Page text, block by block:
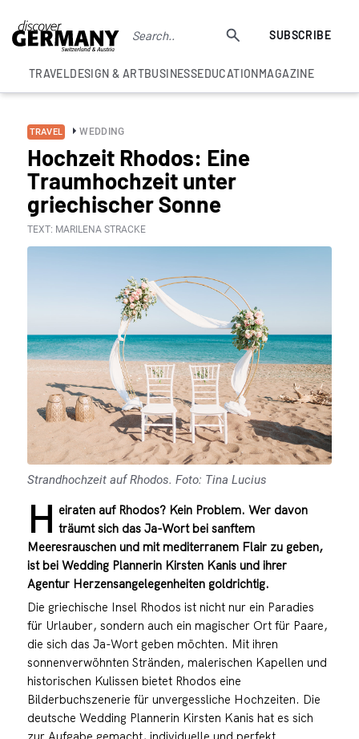
SUBSCRIBE
TRAVELDESIGN & ARTBUSINESSEDUCATIONMAGAZINE
TRAVEL WEDDING
Hochzeit Rhodos: Eine
Traumhochzeit unter
griechischer Sonne
TEXT: MARILENA STRACKE
Strandhochzeit auf Rhodos. Foto: Tina Lucius
H eiraten auf Rhodos? Kein Problem. Wer davon
träumt sich das Ja-Wort bei sanftem
Meeresrauschen und mit mediterranem Flair zu geben,
ist bei Wedding Plannerin Kirsten Kanis und ihrer
Agentur Herzensangelegenheiten goldrichtig.
Die griechische Insel Rhodos ist nicht nur ein Paradies
für Urlauber, sondern auch ein magischer Ort für Paare,
die sich das Ja-Wort geben möchten. Mit ihren
sonnenverwöhnten Stränden, malerischen Kapellen und
historischen Kulissen bietet Rhodos eine
Bilderbuchszenerie für unvergessliche Hochzeiten. Die
deutsche Wedding Plannerin Kirsten Kanis hat es sich